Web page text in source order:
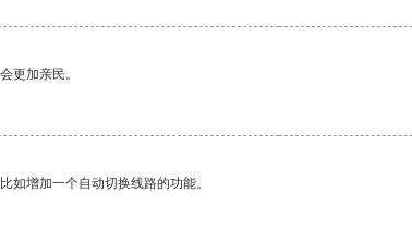
更加亲民。
如增加一个自动切换线路的功能。